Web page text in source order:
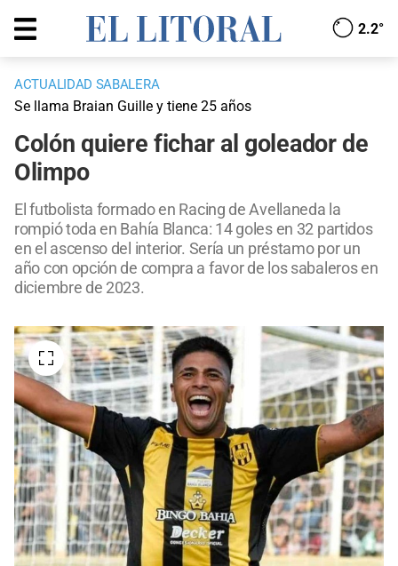
2.2°
ACTUALIDAD SABALERA
Se llama Braian Guille y tiene 25 años
Colón quiere fichar al goleador de
Olimpo
El futbolista formado en Racing de Avellaneda la
rompió toda en Bahía Blanca: 14 goles en 32 partidos
en el ascenso del interior. Sería un préstamo por un
año con opción de compra a favor de los sabaleros en
diciembre de 2023.